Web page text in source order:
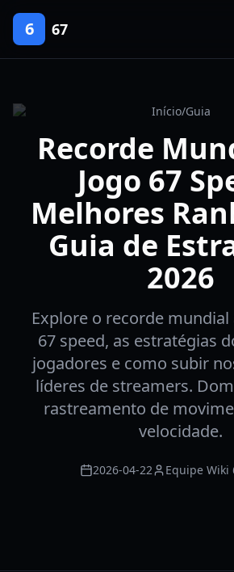
6 67
Início/Guia
Recorde
Jogo 67
Melhores
Guia de
2026
Explore o recorde
67 speed, as estratégias
jogadores e como subir
líderes de streamers.
rastreamento de
velocidade.
2026-04-22 Equipe Wiki